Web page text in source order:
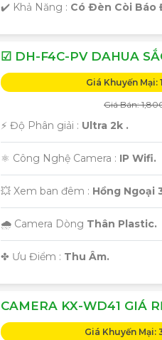
️✔️ Khả Năng : Có Ðèn Còi Báo
☑ DH-F4C-PV DAHUA
Giá Khuyến Mại:
Giá Bán:
️⚡ Độ Phân giải : Ultra 2k .
⚛️ Công Nghệ Camera : IP Wifi.
💥 Xem ban đêm : Hồng Ngoại
🌧️ Camera Dòng Thân Plastic.
️✤ Ưu Điểm : Thu Âm.
CAMERA KX-WD41 GIÁ
Giá Khuyến Mại: